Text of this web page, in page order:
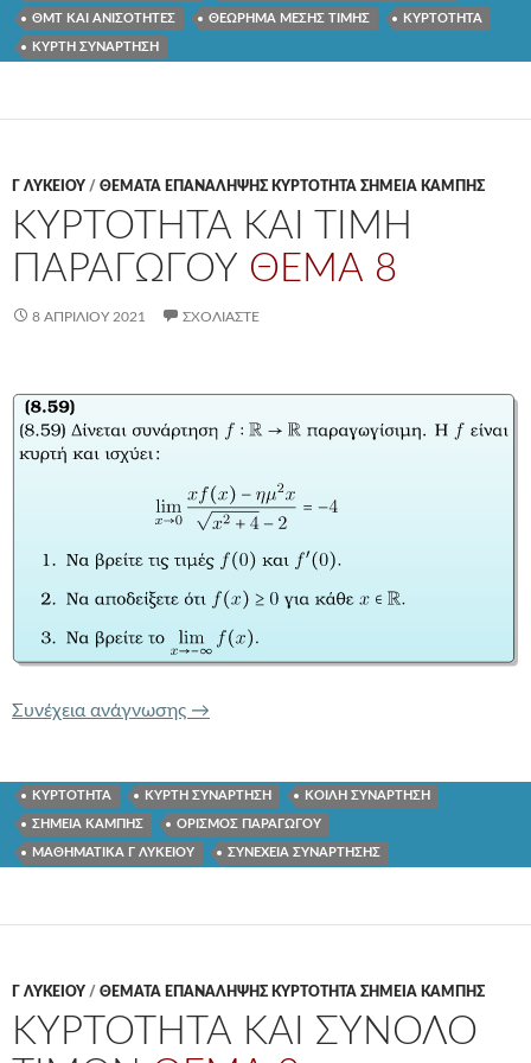
ΘΜΤ ΚΑΙ ΑΝΙΣΟΤΗΤΕΣ ΘΕΩΡΗΜΑ ΜΕΣΗΣ ΤΙΜΗΣ ΚΥΡΤΟΤΗΤΑ
ΚΥΡΤΗ ΣΥΝΑΡΤΗΣΗ
Γ ΛΥΚΕΊΟΥ / ΘΕΜΑΤΑ ΕΠΑΝΑΛΗΨΗΣ ΚΥΡΤΟΤΗΤΑ ΣΗΜΕΙΑ ΚΑΜΠΗΣ
ΚΥΡΤΟΤΗΤΑ ΚΑΙ ΤΙΜΗ
ΠΑΡΑΓΩΓΟΥ ΘΕΜΑ 8
8 ΑΠΡΙΛΊΟΥ 2021 ΣΧΟΛΙΆΣΤΕ
Συνέχεια ανάγνωσης ΚΥΡΤΟΤΗΤΑ ΚΑΙ ΤΙΜΗ ΠΑΡΑΓΩΓΟΥ
→
ΚΥΡΤΟΤΗΤΑ ΚΥΡΤΗ ΣΥΝΑΡΤΗΣΗ ΚΟΙΛΗ ΣΥΝΑΡΤΗΣΗ
ΣΗΜΕΙΑ ΚΑΜΠΗΣ ΟΡΙΣΜΟΣ ΠΑΡΑΓΩΓΟΥ
ΜΑΘΗΜΑΤΙΚΑ Γ ΛΥΚΕΙΟΥ ΣΥΝΕΧΕΙΑ ΣΥΝΑΡΤΗΣΗΣ
Γ ΛΥΚΕΊΟΥ / ΘΕΜΑΤΑ ΕΠΑΝΑΛΗΨΗΣ ΚΥΡΤΟΤΗΤΑ ΣΗΜΕΙΑ ΚΑΜΠΗΣ
ΚΥΡΤΟΤΗΤΑ ΚΑΙ ΣΥΝΟΛΟ